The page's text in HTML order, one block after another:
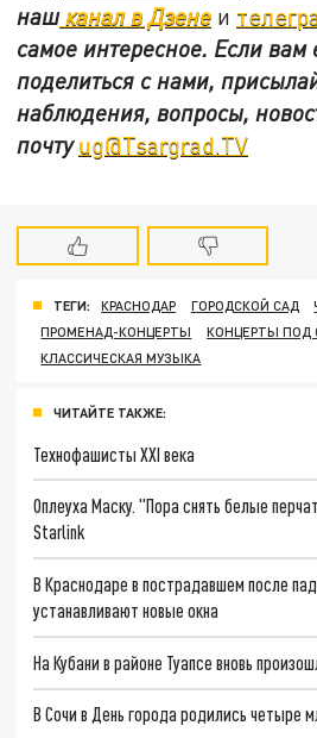
нашканал в Дзене и
самое интересное. Если вам
поделиться с нами,
наблюдения, вопросы,
почтуug@Tsargrad.TV
ТЕГИ: КРАСНОДАР ГОРОДСКОЙ САД
ПРОМЕНАД-КОНЦЕРТЫ
КОНЦЕРТЫ
КЛАССИЧЕСКАЯ МУЗЫКА
ЧИТАЙТЕ ТАКЖЕ:
Технофашисты XXI века
Оплеуха Маску. "Пора снять белые
Starlink
В Краснодаре в пострадавшем после
устанавливают новые окна
На Кубани в районе Туапсе вновь
В Сочи в День города родились четыре